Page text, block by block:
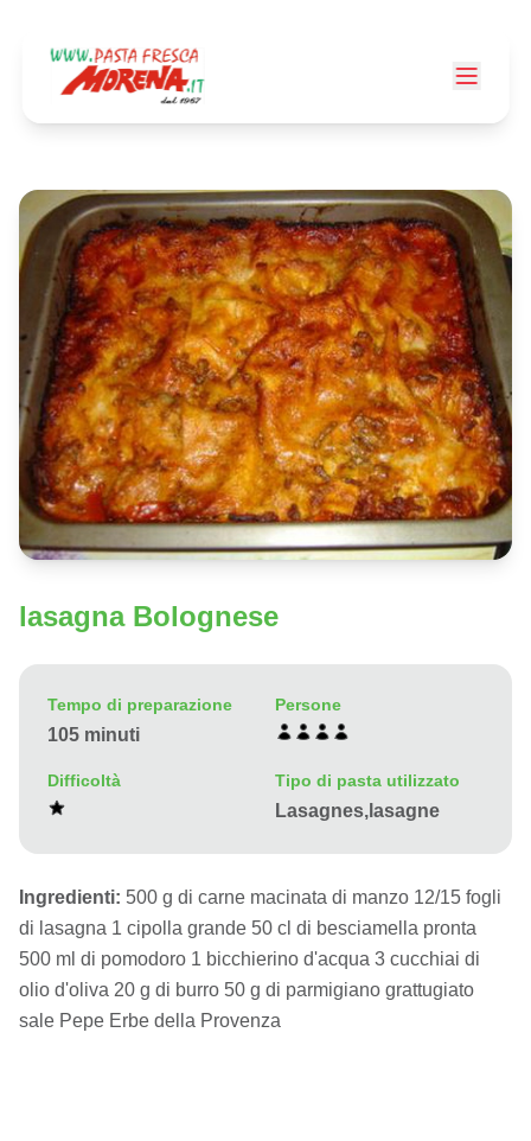
lasagna Bolognese
Tempo di preparazione
105 minuti
Persone
Difficoltà Tipo di pasta utilizzato
Lasagnes,lasagne
Ingredienti: 500 g di carne macinata di manzo 12/15 fogli
di lasagna 1 cipolla grande 50 cl di besciamella pronta
500 ml di pomodoro 1 bicchierino d'acqua 3 cucchiai di
olio d'oliva 20 g di burro 50 g di parmigiano grattugiato
sale Pepe Erbe della Provenza